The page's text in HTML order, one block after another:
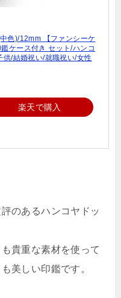
色)/12mm 【ファンシーケ
ケース付き セット/ハンコ
供/結婚祝い/就職祝い/女性
楽天で購入
のあるハンコヤドッ
貴重な素材を使って
美しい印鑑です。